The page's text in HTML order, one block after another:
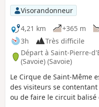
Visorandonneur
4,21 km
+365 m
3h
Très difficile
Départ à Saint-Pierre-
(Savoie) (Savoie)
Le Cirque de Saint-Même
des visiteurs se
ou de faire le circuit balisé